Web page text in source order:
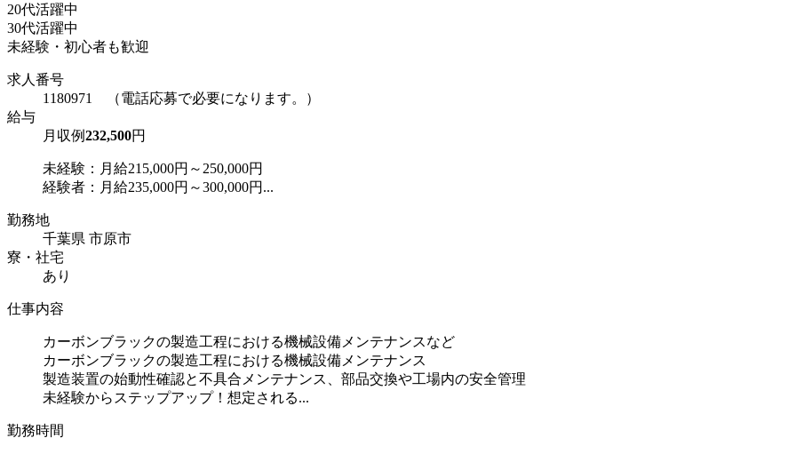
20代活躍中
30代活躍中
未経験・初心者も歓迎
求人番号
1180971 （電話応募で必要になります。）
給与
月収例232,500円
未経験：月給215,000円～250,000円
経験者：月給235,000円～300,000円...
勤務地
千葉県 市原市
寮・社宅
あり
仕事内容
カーボンブラックの製造工程における機械設備メンテナンスなど
カーボンブラックの製造工程における機械設備メンテナンス
製造装置の始動性確認と不具合メンテナンス、部品交換や工場内の安全管理
未経験からステップアップ！想定される...
勤務時間